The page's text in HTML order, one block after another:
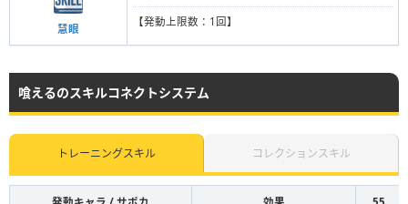
慧眼 【発動上限数：1回】
喰えるのスキルコネクトシステム
トレーニングスキル コレクションスキル